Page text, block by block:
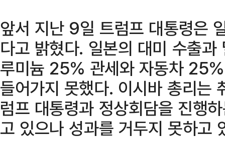
앞서 지난 9일 트럼프 대통령은
다고 밝혔다. 일본의 대미 수출
루미늄 25% 관세와 자동차
들어가지 못했다. 이시바 총리는
럼프 대통령과 정상회담을 진행
고 있으나 성과를 거두지 못하고